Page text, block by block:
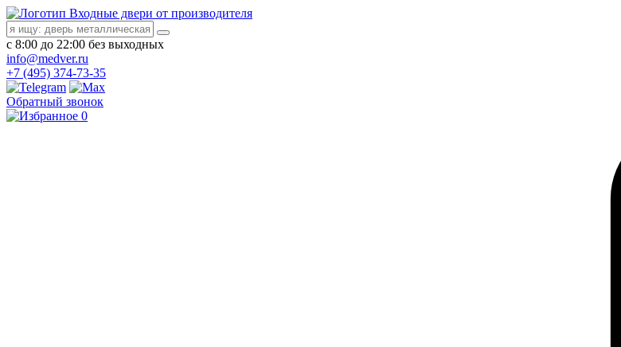
Входные двери от производителя
с 8:00 до 22:00 без выходных
info@medver.ru
+7 (495) 374-73-35
Обратный звонок
0